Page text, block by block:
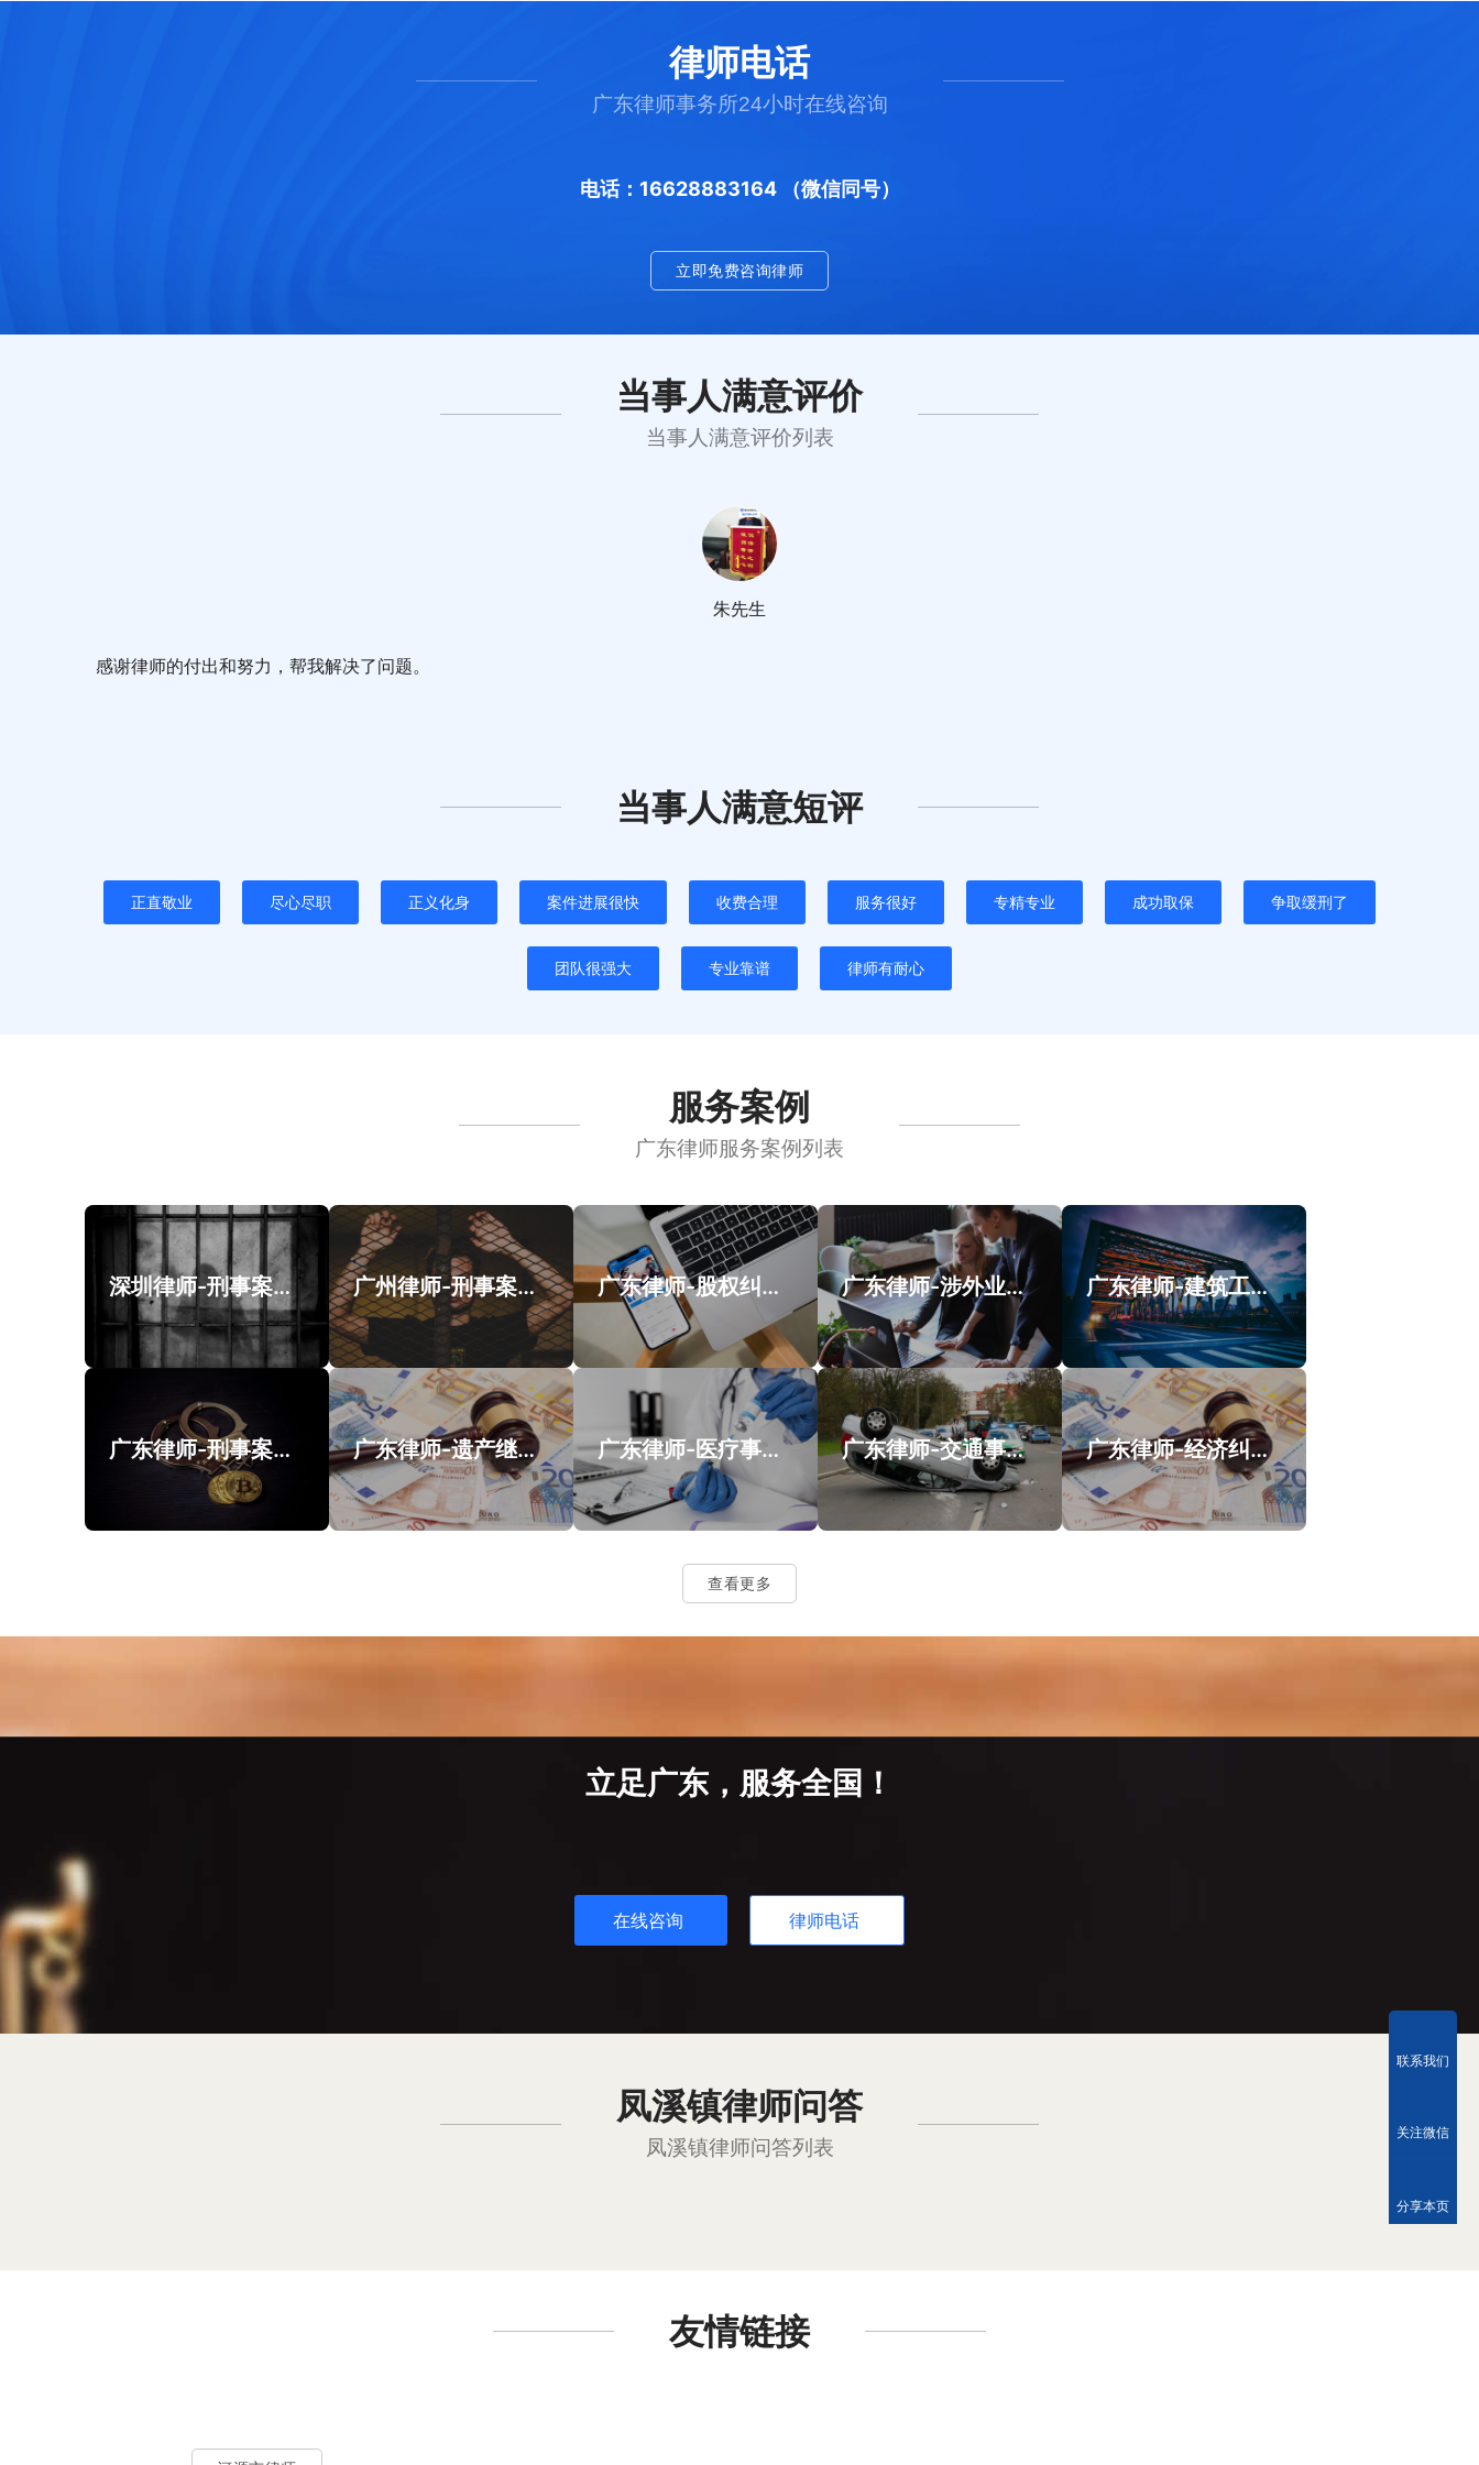
律师电话
广东律师事务所24小时在线咨询
电话：16628883164 （微信同号）
立即免费咨询律师
当事人满意评价
当事人满意评价列表
感谢律师的付出和努力，帮我解决了问题。
朱先生
当事人满意短评
正直敬业 尽心尽职 正义化身 案件进展很快 收费合理 服务很好 专精专业 成功取保 争取缓刑了
团队很强大 专业靠谱 律师有耐心
服务案例
广东律师服务案例列表
深圳律师-刑事案件案例 广州律师-刑事案件案例 广东律师-股权纠纷类案件案例 广东律师-涉外业务类案件案例 广东律师-建筑工程纠纷类案件案例
广东律师-刑事案件类案例 广东律师-遗产继承类案件案例 广东律师-医疗事故类案件案例 广东律师-交通事故类案件案例 广东律师-经济纠纷类案件案例
查看更多
立足广东，服务全国！
在线咨询 律师电话
凤溪镇律师问答
凤溪镇律师问答列表
友情链接
联系我们
关注微信
分享本页